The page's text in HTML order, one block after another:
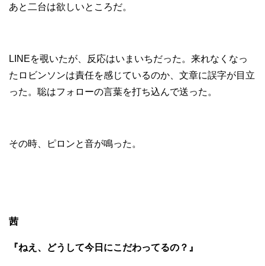
あと二台は欲しいところだ。
LINEを覗いたが、反応はいまいちだった。来れなくなっ
たロビンソンは責任を感じているのか、文章に誤字が目立
った。聡はフォローの言葉を打ち込んで送った。
その時、ピロンと音が鳴った。
茜
『ねえ、どうして今日にこだわってるの？』